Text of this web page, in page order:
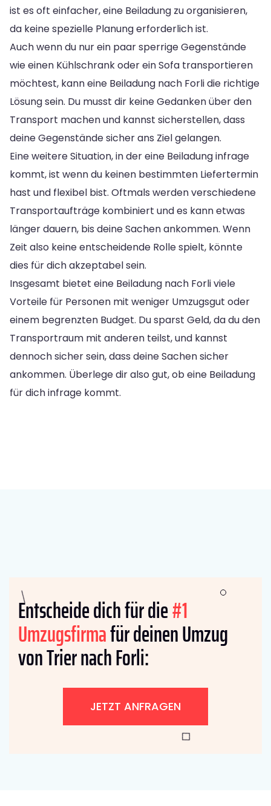
ist es oft einfacher, eine Beiladung zu organisieren,
da keine spezielle Planung erforderlich ist.
Auch wenn du nur ein paar sperrige Gegenstände
wie einen Kühlschrank oder ein Sofa transportieren
möchtest, kann eine Beiladung nach Forli die richtige
Lösung sein. Du musst dir keine Gedanken über den
Transport machen und kannst sicherstellen, dass
deine Gegenstände sicher ans Ziel gelangen.
Eine weitere Situation, in der eine Beiladung infrage
kommt, ist wenn du keinen bestimmten Liefertermin
hast und flexibel bist. Oftmals werden verschiedene
Transportaufträge kombiniert und es kann etwas
länger dauern, bis deine Sachen ankommen. Wenn
Zeit also keine entscheidende Rolle spielt, könnte
dies für dich akzeptabel sein.
Insgesamt bietet eine Beiladung nach Forli viele
Vorteile für Personen mit weniger Umzugsgut oder
einem begrenzten Budget. Du sparst Geld, da du den
Transportraum mit anderen teilst, und kannst
dennoch sicher sein, dass deine Sachen sicher
ankommen. Überlege dir also gut, ob eine Beiladung
für dich infrage kommt.
Entscheide dich für die#1
Umzugsfirmafür deinen Umzug
von Trier nach Forli:
JETZT ANFRAGEN